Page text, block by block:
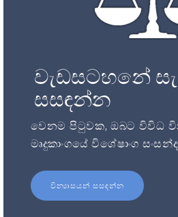
වැඩසටහනේ
සසඳන්න
වෙනම පිටුවක, ඔබට විවිධ
මෘදුකාංගයේ විශේෂාංග
වින්‍යාසයන් සසඳන්න